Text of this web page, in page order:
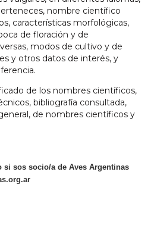
nombre científico
características morfológicas,
de floración y de
modos de cultivo y de
y otros datos de interés, y
de los nombres científicos,
bibliografía consultada,
de nombres científicos y
sos socio/a de Aves Argentinas